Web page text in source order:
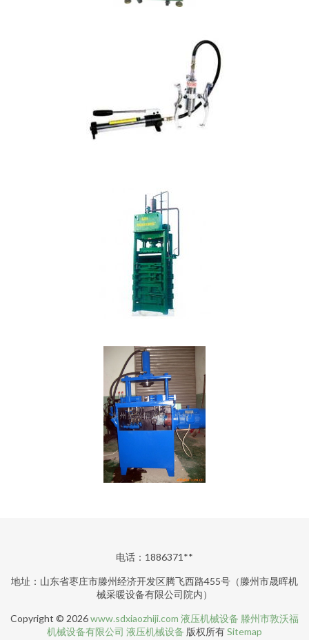
电话：1886371**
地址：山东省枣庄市滕州经济开发区腾飞西路455号（滕州市晟晖机
械采暖设备有限公司院内）
Copyright © 2026www.sdxiaozhiji.com 液压机械设备 滕州市敦沃福
机械设备有限公司 液压机械设备 版权所有Sitemap